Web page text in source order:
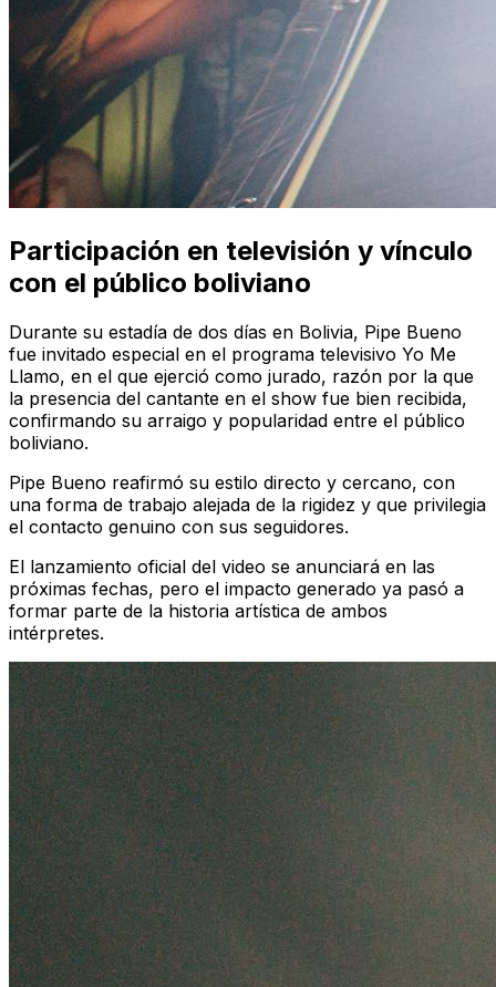
Participación en televisión y vínculo
con el público boliviano
Durante su estadía de dos días en Bolivia, Pipe Bueno
fue invitado especial en el programa televisivo Yo Me
Llamo, en el que ejerció como jurado, razón por la que
la presencia del cantante en el show fue bien recibida,
confirmando su arraigo y popularidad entre el público
boliviano.
Pipe Bueno reafirmó su estilo directo y cercano, con
una forma de trabajo alejada de la rigidez y que privilegia
el contacto genuino con sus seguidores.
El lanzamiento oficial del video se anunciará en las
próximas fechas, pero el impacto generado ya pasó a
formar parte de la historia artística de ambos
intérpretes.